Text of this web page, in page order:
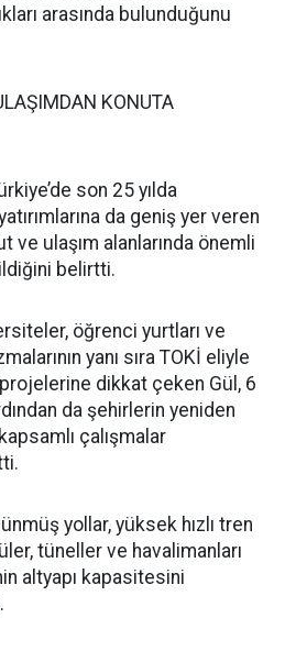
arasında bulunduğunu
KONUTA
son 25 yılda
da geniş yer veren
ve ulaşım alanlarında önemli
belirtti.
öğrenci yurtları ve
yanı sıra TOKİ eliyle
dikkat çeken Gül, 6
da şehirlerin yeniden
çalışmalar
yollar, yüksek hızlı tren
tüneller ve havalimanları
altyapı kapasitesini